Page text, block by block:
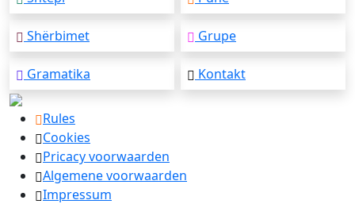
Shërbimet Grupe
Gramatika Kontakt
Rules
Cookies
Pricacy voorwaarden
Algemene voorwaarden
Impressum